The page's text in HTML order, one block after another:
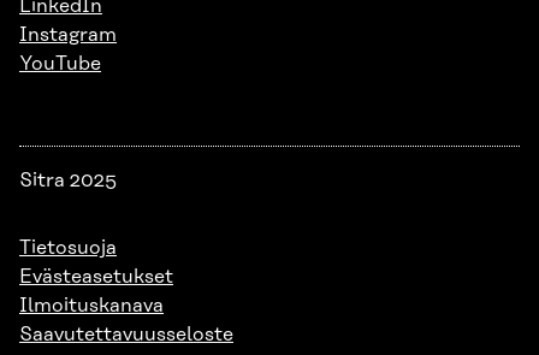
LinkedIn
Instagram
YouTube
Sitra 2025
Tietosuoja
Evästeasetukset
Ilmoituskanava
Saavutettavuusseloste